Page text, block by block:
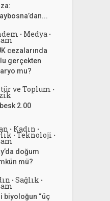
• Medya •
cezalarında
gerçekten
mu?
ve Toplum •
2.00
• Kadın •
• Teknoloji •
doğum
mü?
• Sağlık •
biyoloğun “üç